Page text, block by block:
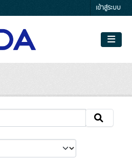
เข้าสู่ระบบ